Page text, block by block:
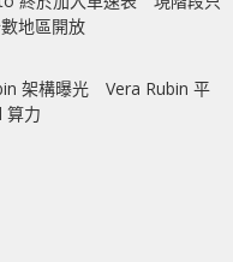
地區開放
架構曝光 Vera Rubin 平
算力